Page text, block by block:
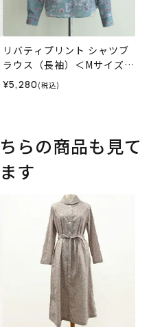
リバティプリント シャツブ
ラウス（長袖）＜Mサイズ＞
OL01F
¥5,280 (税込)
らの商品も見て
す